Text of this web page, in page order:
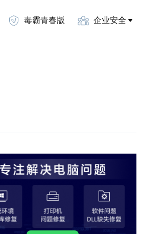
毒霸青春版 企业安全